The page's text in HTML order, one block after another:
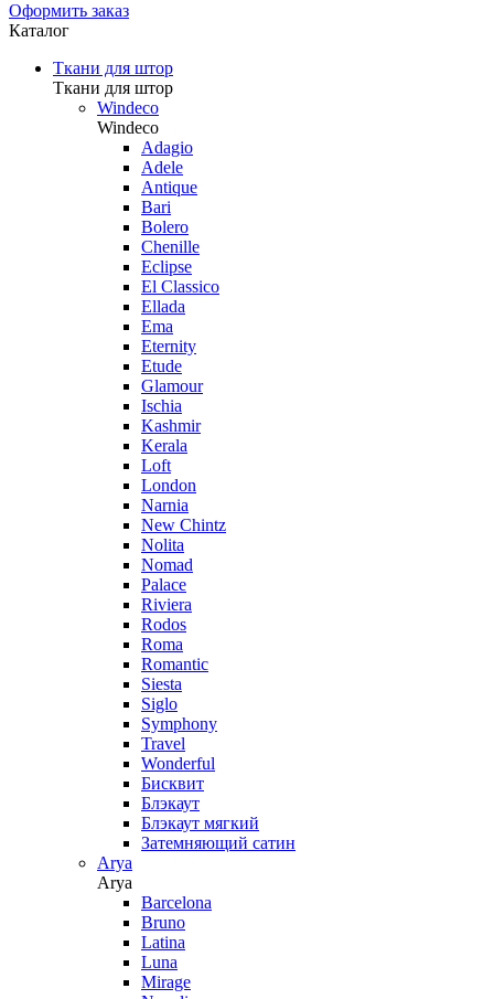
Оформить заказ
Каталог
Ткани для штор
Ткани для штор
Windeco
Windeco
Adagio
Adele
Antique
Bari
Bolero
Chenille
Eclipse
El Classico
Ellada
Ema
Eternity
Etude
Glamour
Ischia
Kashmir
Kerala
Loft
London
Narnia
New Chintz
Nolita
Nomad
Palace
Riviera
Rodos
Roma
Romantic
Siesta
Siglo
Symphony
Travel
Wonderful
Бисквит
Блэкаут
Блэкаут мягкий
Затемняющий сатин
Arya
Arya
Barcelona
Bruno
Latina
Luna
Mirage